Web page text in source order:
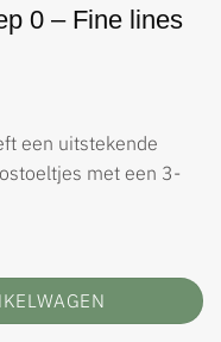
0 – Fine lines
een uitstekende
met een 3-